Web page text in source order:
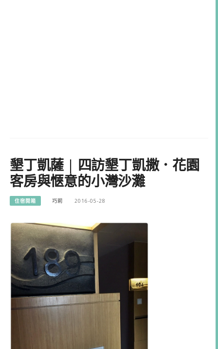
墾丁凱薩 | 四訪墾丁凱撒．花園
客房與愜意的小灣沙灘
住宿開箱 巧莉 2016-05-28